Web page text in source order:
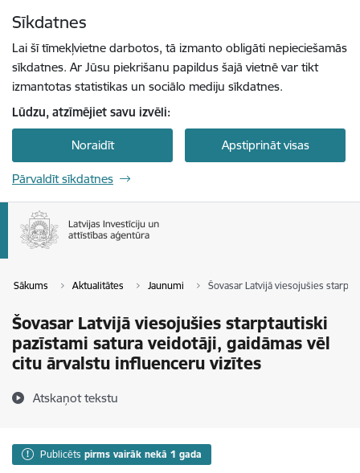
Sīkdatnes
Lai šī tīmekļvietne darbotos, tā izmanto obligāti nepieciešamās
sīkdatnes. Ar Jūsu piekrišanu papildus šajā vietnē var tikt
izmantotas statistikas un sociālo mediju sīkdatnes.
Lūdzu, atzīmējiet savu izvēli:
Noraidīt Apstiprināt visas
Pārvaldīt sīkdatnes
Sākums Aktualitātes Jaunumi Šovasar Latvijā viesojušies
Šovasar Latvijā viesojušies starptautiski
pazīstami satura veidotāji, gaidāmas vēl
citu ārvalstu influenceru vizītes
Atskaņot tekstu
Publicēts pirms vairāk nekā 1 gada